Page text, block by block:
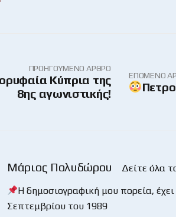
ΠΡΟΗΓΟΎΜΕΝΟ ΆΡΘΡΟ
Κύπρια της
8ης αγωνιστικής!
ΕΠΌΜΕΝΟ
Μάριος Πολυδώρου
Δείτε όλα
Η δημοσιογραφική μου πορεία, έχει
Σεπτεμβρίου του 1989